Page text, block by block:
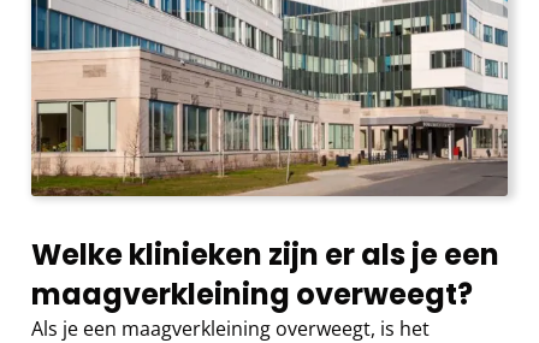
Welke klinieken zijn er als je een
maagverkleining overweegt?
Als je een maagverkleining overweegt, is het